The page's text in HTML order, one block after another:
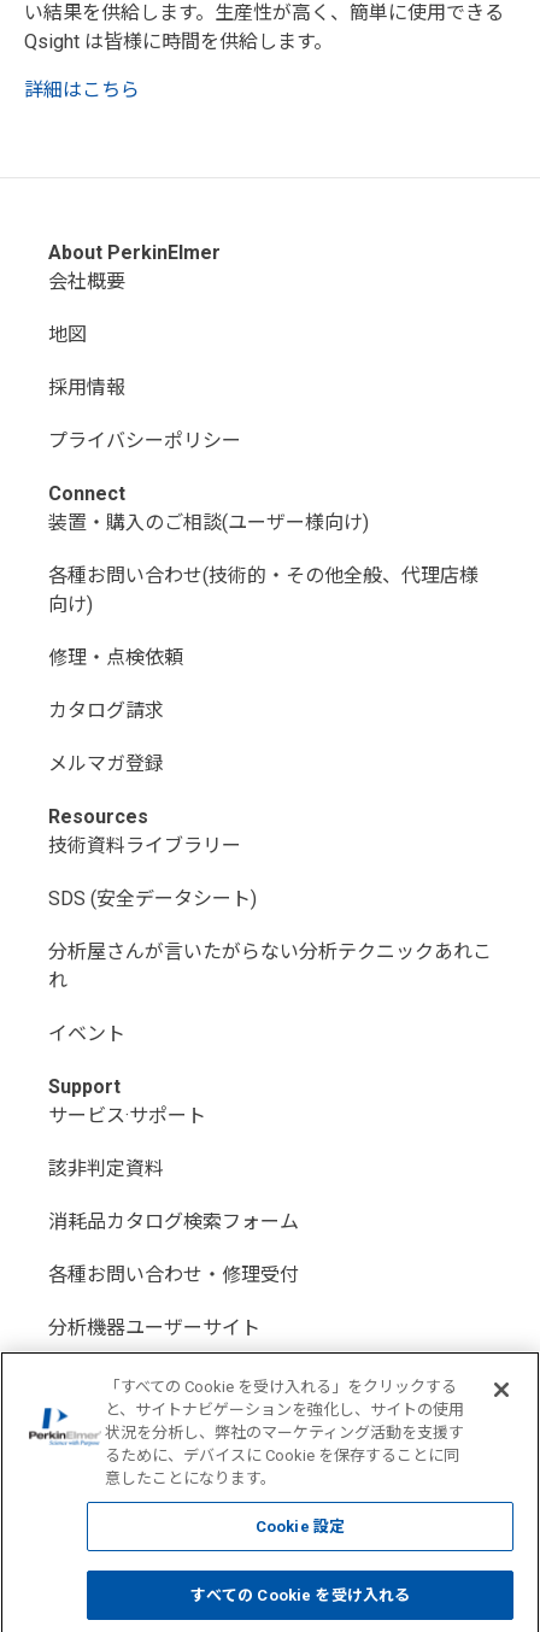
い結果を供給します。生産性が高く、簡単に使用できる
Qsight は皆様に時間を供給します。
詳細はこちら
About PerkinElmer
会社概要
地図
採用情報
プライバシーポリシー
Connect
装置・購入のご相談(ユーザー様向け)
各種お問い合わせ(技術的・その他全般、代理店様
向け)
修理・点検依頼
カタログ請求
メルマガ登録
Resources
技術資料ライブラリー
SDS (安全データシート)
分析屋さんが言いたがらない分析テクニックあれこ
れ
イベント
Support
サービス·サポート
該非判定資料
消耗品カタログ検索フォーム
各種お問い合わせ・修理受付
分析機器ユーザーサイト
分析機器代理店サイト
Location: Japan(Change USA
COPYRIGHT © 1998-2026 PerkinElmer All Rights reserved
「すべての Cookie を受け入れる」をクリックする
と、サイトナビゲーションを強化し、サイトの使用
状況を分析し、弊社のマーケティング活動を支援す
るために、デバイスに Cookie を保存することに同
意したことになります。
Cookie 設定
すべての Cookie を受け入れる